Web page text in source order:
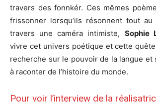
travers des fonnkér. Ces mêmes
frissonner lorsqu’ils résonnent tout
travers une caméra intimiste, Sophie
vivre cet univers poétique et cette
recherche sur le pouvoir de la langue et
à raconter de l’histoire du monde.
Pour voir l’interview de la